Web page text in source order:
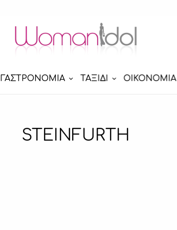
ΓΑΣΤΡΟΝΟΜΙΑ ΤΑΞΙΔΙ ΟΙΚΟΝΟΜΙΑ
STEINFURTH